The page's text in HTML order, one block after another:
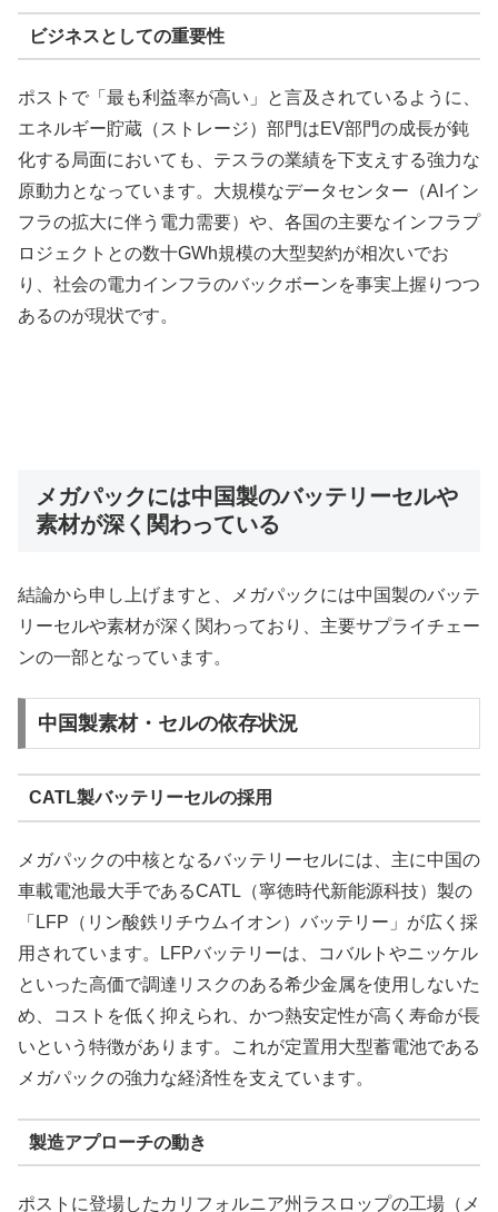
ビジネスとしての重要性
ポストで「最も利益率が高い」と言及されているように、
エネルギー貯蔵（ストレージ）部門はEV部門の成長が鈍
化する局面においても、テスラの業績を下支えする強力な
原動力となっています。大規模なデータセンター（AIイン
フラの拡大に伴う電力需要）や、各国の主要なインフラプ
ロジェクトとの数十GWh規模の大型契約が相次いでお
り、社会の電力インフラのバックボーンを事実上握りつつ
あるのが現状です。
メガパックには中国製のバッテリーセルや
素材が深く関わっている
結論から申し上げますと、メガパックには中国製のバッテ
リーセルや素材が深く関わっており、主要サプライチェー
ンの一部となっています。
中国製素材・セルの依存状況
CATL製バッテリーセルの採用
メガパックの中核となるバッテリーセルには、主に中国の
車載電池最大手であるCATL（寧徳時代新能源科技）製の
「LFP（リン酸鉄リチウムイオン）バッテリー」が広く採
用されています。LFPバッテリーは、コバルトやニッケル
といった高価で調達リスクのある希少金属を使用しないた
め、コストを低く抑えられ、かつ熱安定性が高く寿命が長
いという特徴があります。これが定置用大型蓄電池である
メガパックの強力な経済性を支えています。
製造アプローチの動き
ポストに登場したカリフォルニア州ラスロップの工場（メ